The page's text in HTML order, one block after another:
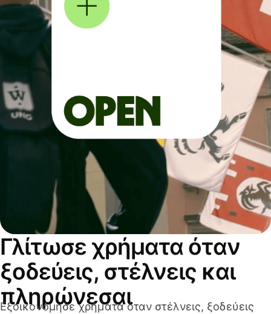
Γλίτωσε χρήματα όταν
ξοδεύεις, στέλνεις και
πληρώνεσαι
Εξοικονόμησε χρήματα όταν στέλνεις, ξοδεύεις